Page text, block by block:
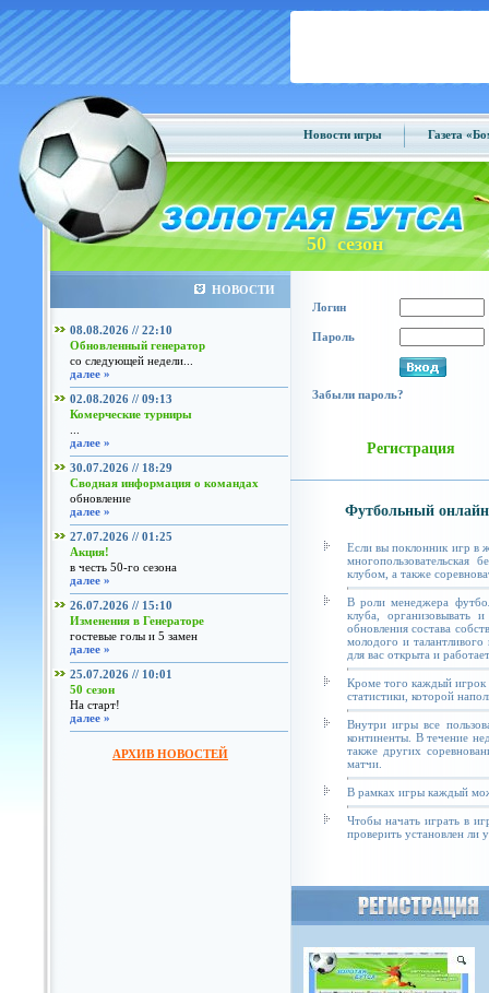
Новости игры Газета
50 сезон
НОВОСТИ
08.08.2026 // 22:10
Обновленный генератор
со следующей недели...
далее »
02.08.2026 // 09:13
Комерческие турниры
далее »
30.07.2026 // 18:29
Сводная информация о командах
обновление
далее »
27.07.2026 // 01:25
Акция!
в честь 50-го сезона
далее »
26.07.2026 // 15:10
Изменения в Генераторе
гостевые голы и 5 замен
далее »
25.07.2026 // 10:01
50 сезон
На старт!
далее »
АРХИВ НОВОСТЕЙ
Логин
Пароль
Забыли пароль?
Регистрация
Футбольный
Если вы поклонник игр в
клубом, а также
В роли менеджера
клуба, организовывать
обновления состава
молодого и талантливого
для вас открыта и
Кроме того каждый игрок
статистики, которой
Внутри игры все
континенты. В течение
также других
матчи.
В рамках игры каждый
Чтобы начать играть в
проверить установлен ли